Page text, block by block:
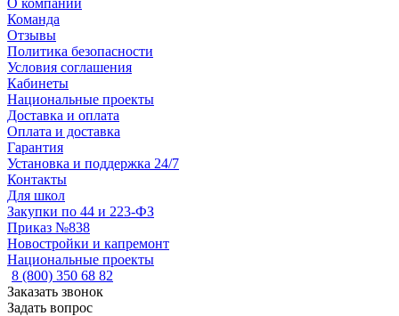
О компании
Команда
Отзывы
Политика безопасности
Условия соглашения
Кабинеты
Национальные проекты
Доставка и оплата
Оплата и доставка
Гарантия
Установка и поддержка 24/7
Контакты
Для школ
Закупки по 44 и 223-ФЗ
Приказ №838
Новостройки и капремонт
Национальные проекты
8 (800) 350 68 82
Заказать звонок
Задать вопрос